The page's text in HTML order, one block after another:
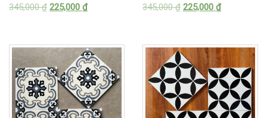
345,000₫ 225,000 ₫
345,000₫ 225,000 ₫